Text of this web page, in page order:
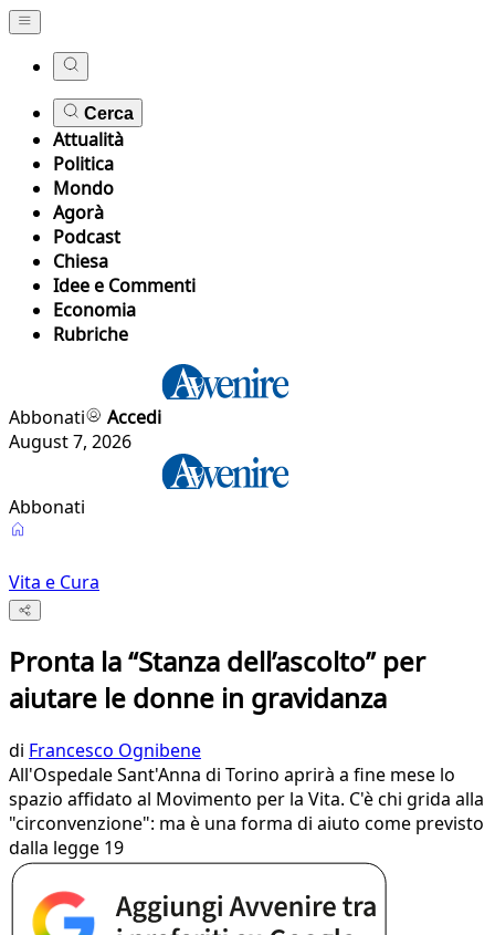
Cerca
Attualità
Politica
Mondo
Agorà
Podcast
Chiesa
Idee e Commenti
Economia
Rubriche
Abbonati
Accedi
August 7, 2026
Abbonati
Vita e Cura
Pronta la “Stanza dell’ascolto” per
aiutare le donne in gravidanza
di Francesco Ognibene
All'Ospedale Sant'Anna di Torino aprirà a fine mese lo
spazio affidato al Movimento per la Vita. C'è chi grida alla
"circonvenzione": ma è una forma di aiuto come previsto
dalla legge 19